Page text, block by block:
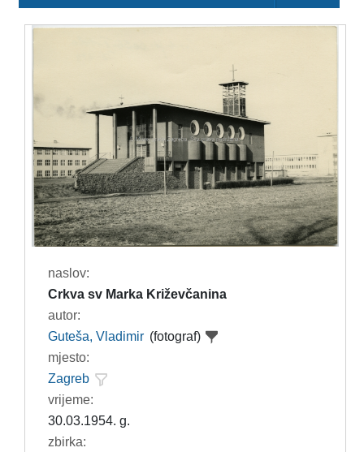
naslov:
Crkva sv Marka Križevčanina
autor:
Guteša, Vladimir (fotograf)
mjesto:
Zagreb
vrijeme:
30.03.1954. g.
zbirka: